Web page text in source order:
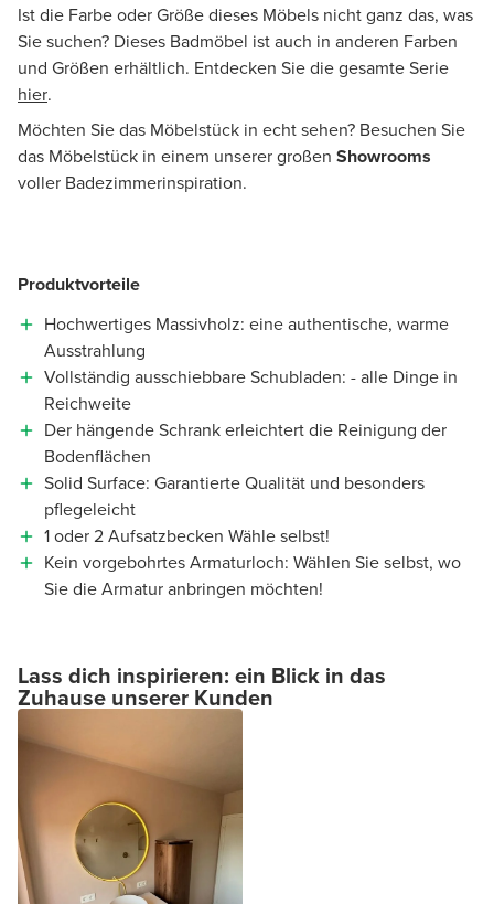
Ist die Farbe oder Größe dieses Möbels nicht ganz das, was
Sie suchen? Dieses Badmöbel ist auch in anderen Farben
und Größen erhältlich. Entdecken Sie die gesamte Serie
hier.
Möchten Sie das Möbelstück in echt sehen? Besuchen Sie
das Möbelstück in einem unserer großen Showrooms
voller Badezimmerinspiration.
Produktvorteile
Hochwertiges Massivholz: eine authentische, warme
Ausstrahlung
Vollständig ausschiebbare Schubladen: - alle Dinge in
Reichweite
Der hängende Schrank erleichtert die Reinigung der
Bodenflächen
Solid Surface: Garantierte Qualität und besonders
pflegeleicht
1 oder 2 Aufsatzbecken Wähle selbst!
Kein vorgebohrtes Armaturloch: Wählen Sie selbst, wo
Sie die Armatur anbringen möchten!
Lass dich inspirieren: ein Blick in das
Zuhause unserer Kunden